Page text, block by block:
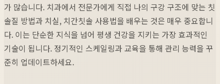
가 많습니다. 치과에서 전문가에게 직접 나의 구강 구조에 맞는 칫
솔질 방법과 치실, 치간칫솔 사용법을 배우는 것은 매우 중요합니
다. 이는 단순한 지식을 넘어 평생 건강을 지키는 가장 효과적인
기술이 됩니다. 정기적인 스케일링과 교육을 통해 관리 능력을 꾸
준히 업데이트하세요.